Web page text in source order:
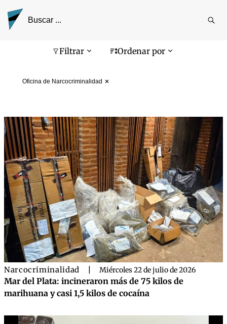
Filtrar Ordenar por
Oficina de Narcocriminalidad
Pantalla de búsqueda
Narcocriminalidad Miércoles 22 de julio de 2026
Mar del Plata: incineraron más de 75 kilos de
marihuana y casi 1,5 kilos de cocaína